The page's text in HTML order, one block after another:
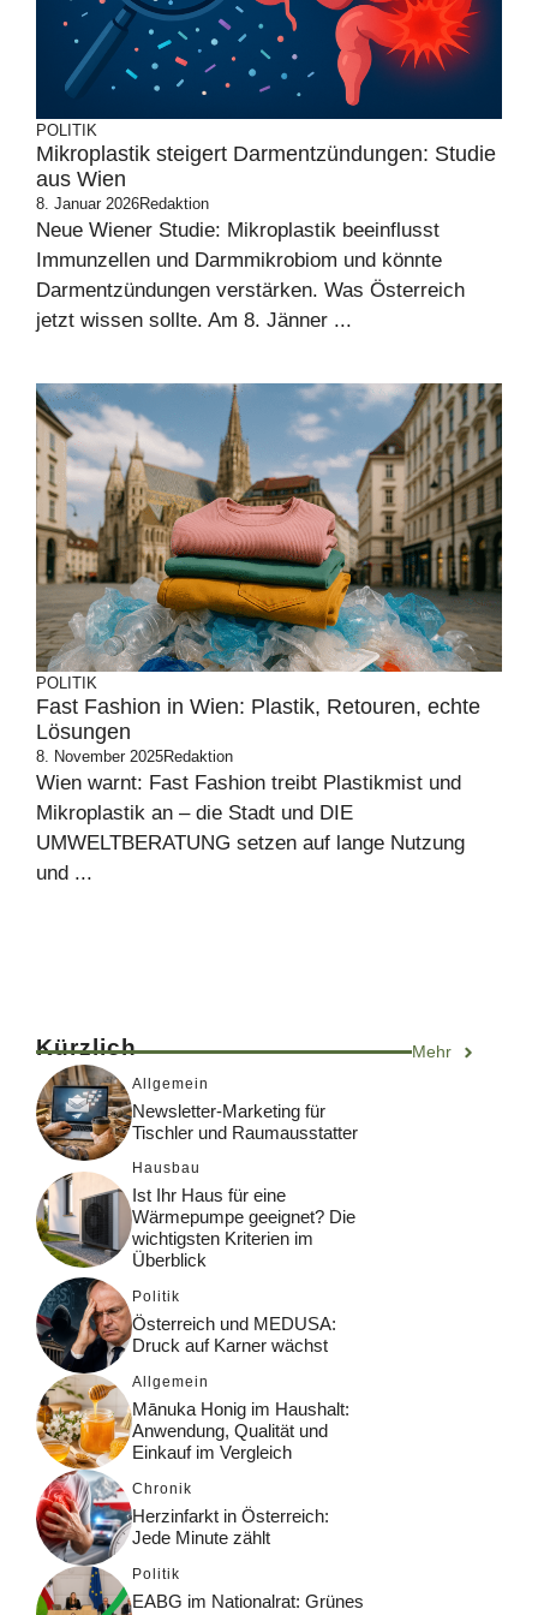
POLITIK
Mikroplastik steigert Darmentzündungen: Studie
aus Wien
8. Januar 2026Redaktion
Neue Wiener Studie: Mikroplastik beeinflusst
Immunzellen und Darmmikrobiom und könnte
Darmentzündungen verstärken. Was Österreich
jetzt wissen sollte. Am 8. Jänner ...
POLITIK
Fast Fashion in Wien: Plastik, Retouren, echte
Lösungen
8. November 2025Redaktion
Wien warnt: Fast Fashion treibt Plastikmist und
Mikroplastik an – die Stadt und DIE
UMWELTBERATUNG setzen auf lange Nutzung
und ...
Kürzlich Mehr
Allgemein
Newsletter-Marketing für
Tischler und Raumausstatter
Hausbau
Ist Ihr Haus für eine
Wärmepumpe geeignet? Die
wichtigsten Kriterien im
Überblick
Politik
Österreich und MEDUSA:
Druck auf Karner wächst
Allgemein
Mānuka Honig im Haushalt:
Anwendung, Qualität und
Einkauf im Vergleich
Chronik
Herzinfarkt in Österreich:
Jede Minute zählt
Politik
EABG im Nationalrat: Grünes